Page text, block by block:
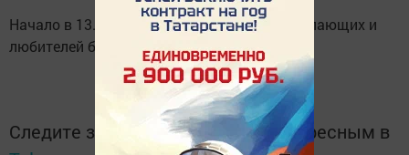
Начало в 13.30 часов. Приглашаем всех желающих и
любителей бадминтона! 6+
Следите за самым важным и интересным в